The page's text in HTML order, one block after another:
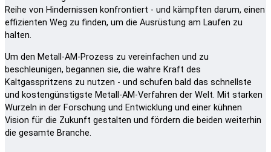
Reihe von Hindernissen konfrontiert - und kämpften darum, einen
effizienten Weg zu finden, um die Ausrüstung am Laufen zu
halten.
Um den Metall-AM-Prozess zu vereinfachen und zu
beschleunigen, begannen sie, die wahre Kraft des
Kaltgasspritzens zu nutzen - und schufen bald das schnellste
und kostengünstigste Metall-AM-Verfahren der Welt. Mit starken
Wurzeln in der Forschung und Entwicklung und einer kühnen
Vision für die Zukunft gestalten und fördern die beiden weiterhin
die gesamte Branche.